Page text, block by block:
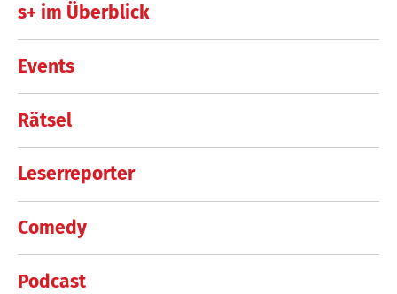
s+ im Überblick
Events
Rätsel
Leserreporter
Comedy
Podcast